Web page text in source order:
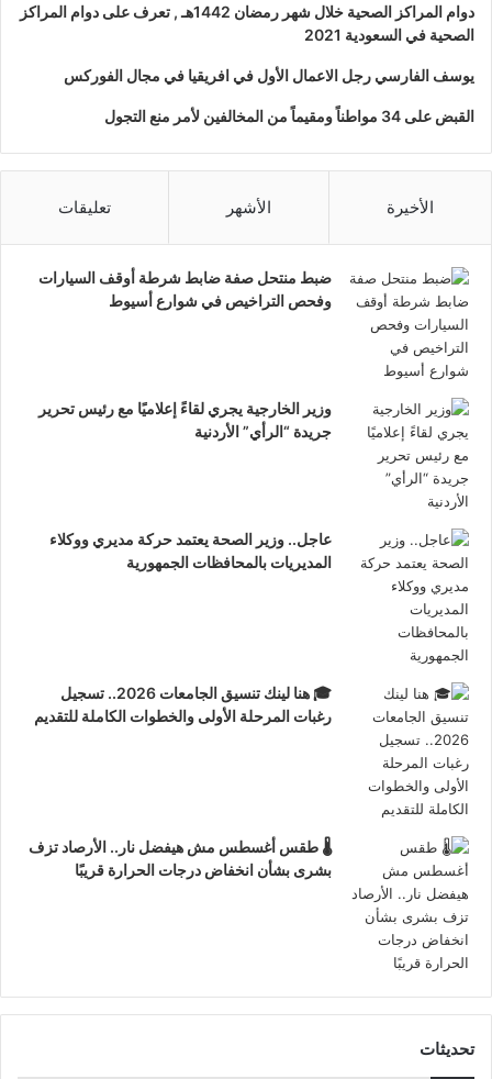
دوام المراكز الصحية خلال شهر رمضان 1442هـ , تعرف على دوام المراكز
الصحية في السعودية 2021
يوسف الفارسي رجل الاعمال الأول في افريقيا في مجال الفوركس
القبض على 34 مواطناً ومقيماً من المخالفين لأمر منع التجول
الأخيرة الأشهر تعليقات
ضبط منتحل صفة ضابط شرطة أوقف السيارات
وفحص التراخيص في شوارع أسيوط
وزير الخارجية يجري لقاءً إعلاميًا مع رئيس تحرير
جريدة “الرأي” الأردنية
عاجل.. وزير الصحة يعتمد حركة مديري ووكلاء
المديريات بالمحافظات الجمهورية
🎓 هنا لينك تنسيق الجامعات 2026.. تسجيل
رغبات المرحلة الأولى والخطوات الكاملة للتقديم
🌡️ طقس أغسطس مش هيفضل نار.. الأرصاد تزف
بشرى بشأن انخفاض درجات الحرارة قريبًا
تحديثات